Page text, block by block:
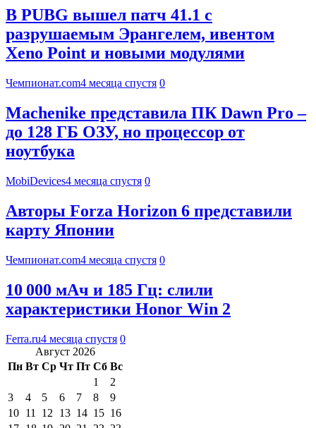
В PUBG вышел патч 41.1 с
разрушаемым Эрангелем, ивентом
Xeno Point и новыми модулями
Чемпионат.com4 месяца спустя 0
Machenike представила ПК Dawn Pro –
до 128 ГБ ОЗУ, но процессор от
ноутбука
MobiDevices4 месяца спустя 0
Авторы Forza Horizon 6 представили
карту Японии
Чемпионат.com4 месяца спустя 0
10 000 мАч и 185 Гц: слили
характеристики Honor Win 2
Ferra.ru4 месяца спустя 0
Август 2026
Пн Вт Ср Чт Пт Сб Вс
1
2
3
4 5 6 7 8
9
10 11 12 13 14 15 16